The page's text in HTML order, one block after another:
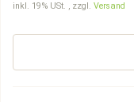
inkl. 19% USt. , zzgl. Versand